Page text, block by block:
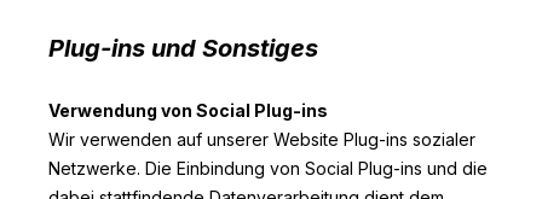
Plug-ins und Sonstiges
Verwendung von Social Plug-ins
Wir verwenden auf unserer Website Plug-ins sozialer
Netzwerke. Die Einbindung von Social Plug-ins und die